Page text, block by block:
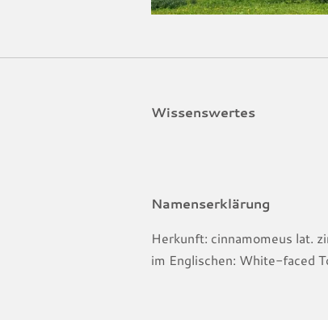
Wissenswertes
Namenserklärung
Herkunft: cinnamomeus lat.
im Englischen: White-faced